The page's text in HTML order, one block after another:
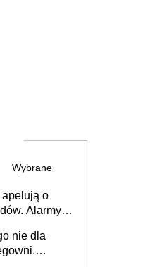
Wybrane
o
Alarmy w
nie dla